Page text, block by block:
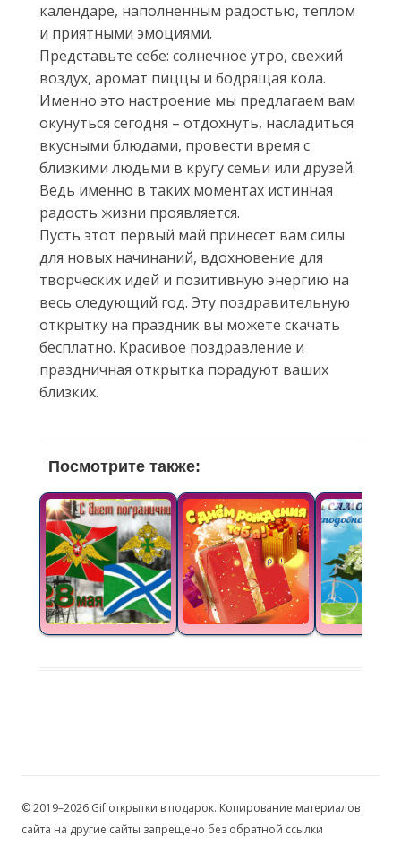
календаре, наполненным радостью, теплом
и приятными эмоциями.
Представьте себе: солнечное утро, свежий
воздух, аромат пиццы и бодрящая кола.
Именно это настроение мы предлагаем вам
окунуться сегодня – отдохнуть, насладиться
вкусными блюдами, провести время с
близкими людьми в кругу семьи или друзей.
Ведь именно в таких моментах истинная
радость жизни проявляется.
Пусть этот первый май принесет вам силы
для новых начинаний, вдохновение для
творческих идей и позитивную энергию на
весь следующий год. Эту поздравительную
открытку на праздник вы можете скачать
бесплатно. Красивое поздравление и
праздничная открытка порадуют ваших
близких.
Посмотрите также:
© 2019–2026 Gif открытки в подарок. Копирование материалов
сайта на другие сайты запрещено без обратной ссылки